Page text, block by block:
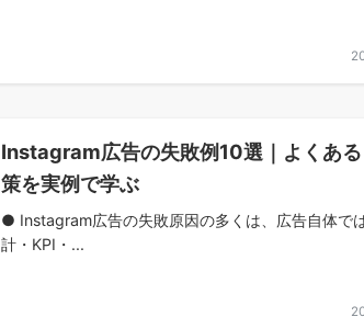
Instagram広告の失敗例10選｜よくあ
策を実例で学ぶ
● Instagram広告の失敗原因の多くは、広告自体で
計・KPI・...